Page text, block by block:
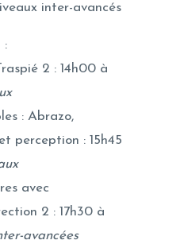
inter-avancés
:
2 : 14h00 à
: Abrazo,
perception : 15h45
avec
2 : 17h30 à
avancées